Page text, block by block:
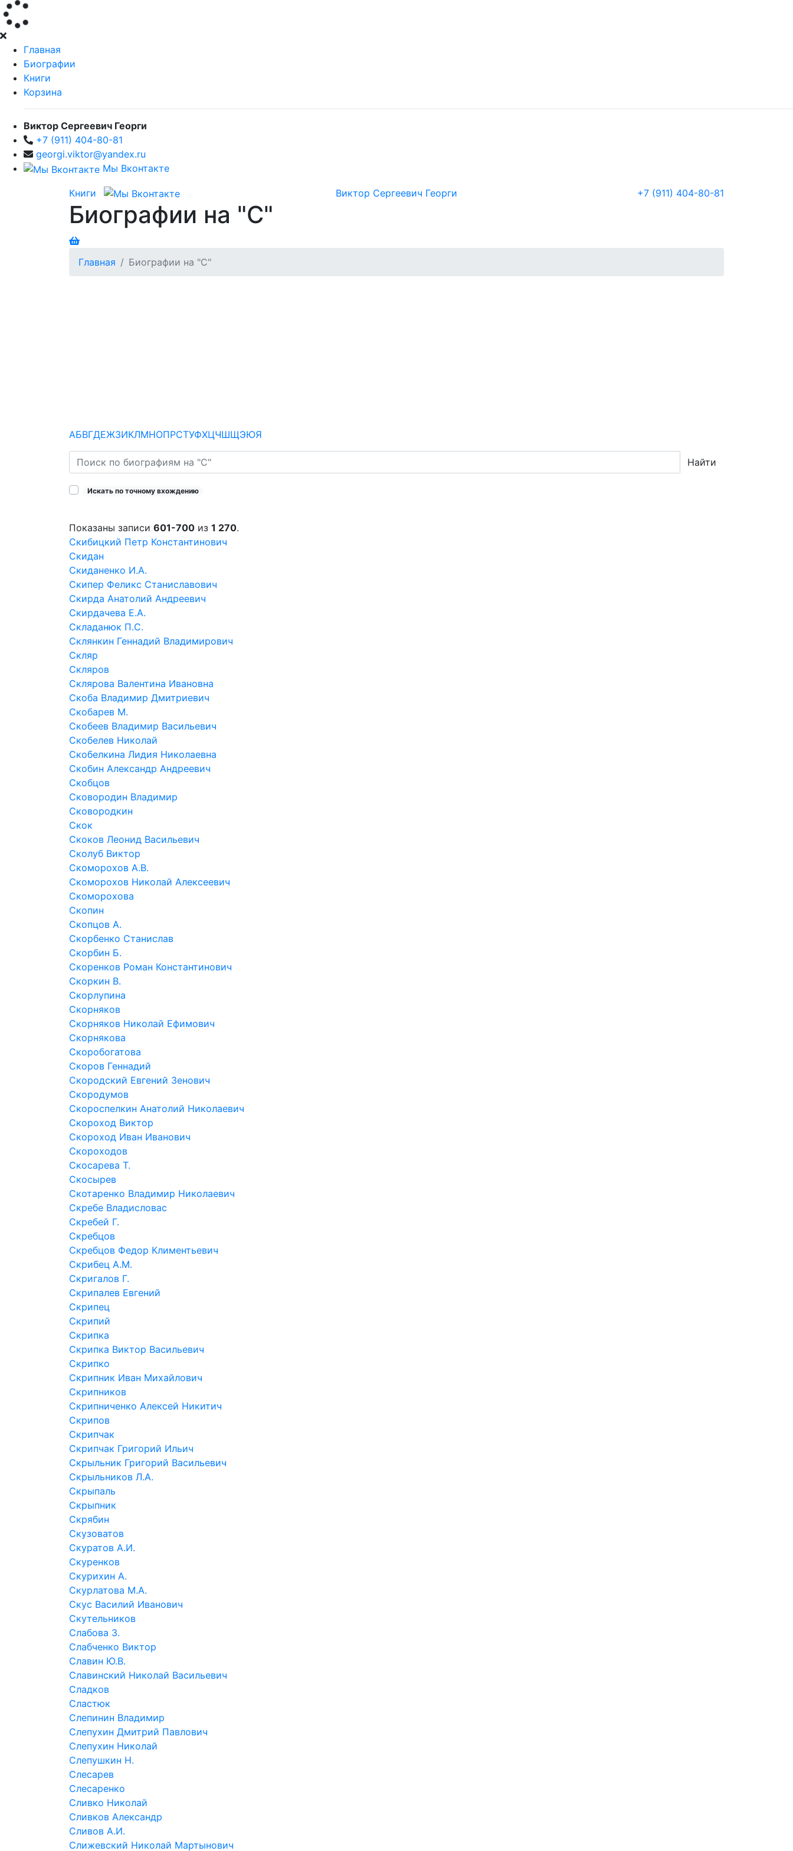
Главная
Биографии
Книги
Корзина
Виктор Сергеевич Георги
+7 (911) 404-80-81
georgi.viktor@yandex.ru
Мы Вконтакте
Книги Виктор Сергеевич Георги +7 (911) 404-80-81
Биографии на "С"
Главная Биографии на "С"
АБВГДЕЖЗИКЛМНОПРСТУФХЦЧШЩЭЮЯ
Найти
Искать по точному вхождению
Показаны записи 601-700 из 1 270.
Скибицкий Петр Константинович
Скидан
Скиданенко И.А.
Скипер Феликс Станиславович
Скирда Анатолий Андреевич
Скирдачева Е.А.
Складанюк П.С.
Склянкин Геннадий Владимирович
Скляр
Скляров
Склярова Валентина Ивановна
Скоба Владимир Дмитриевич
Скобарев М.
Скобеев Владимир Васильевич
Скобелев Николай
Скобелкина Лидия Николаевна
Скобин Александр Андреевич
Скобцов
Сковородин Владимир
Сковородкин
Скок
Скоков Леонид Васильевич
Сколуб Виктор
Скоморохов А.В.
Скоморохов Николай Алексеевич
Скоморохова
Скопин
Скопцов А.
Скорбенко Станислав
Скорбин Б.
Скоренков Роман Константинович
Скоркин В.
Скорлупина
Скорняков
Скорняков Николай Ефимович
Скорнякова
Скоробогатова
Скоров Геннадий
Скородский Евгений Зенович
Скородумов
Скороспелкин Анатолий Николаевич
Скороход Виктор
Скороход Иван Иванович
Скороходов
Скосарева Т.
Скосырев
Скотаренко Владимир Николаевич
Скребе Владисловас
Скребей Г.
Скребцов
Скребцов Федор Климентьевич
Скрибец А.М.
Скригалов Г.
Скрипалев Евгений
Скрипец
Скрипий
Скрипка
Скрипка Виктор Васильевич
Скрипко
Скрипник Иван Михайлович
Скрипников
Скрипниченко Алексей Никитич
Скрипов
Скрипчак
Скрипчак Григорий Ильич
Скрыльник Григорий Васильевич
Скрыльников Л.А.
Скрыпаль
Скрыпник
Скрябин
Скузоватов
Скуратов А.И.
Скуренков
Скурихин А.
Скурлатова М.А.
Скус Василий Иванович
Скутельников
Слабова З.
Слабченко Виктор
Славин Ю.В.
Славинский Николай Васильевич
Сладков
Сластюк
Слепинин Владимир
Слепухин Дмитрий Павлович
Слепухин Николай
Слепушкин Н.
Слесарев
Слесаренко
Сливко Николай
Сливков Александр
Сливов А.И.
Слижевский Николай Мартынович